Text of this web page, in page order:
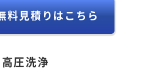
料見積りはこちら
圧洗浄